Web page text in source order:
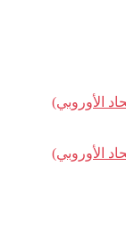
الأوروبي)
الأوروبي)